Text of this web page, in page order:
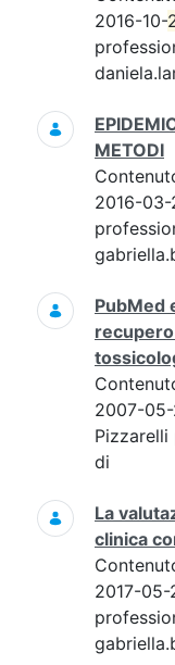
2016-10-
METODI
2016-
PubMed
2007-
di
La
clinica
2017-